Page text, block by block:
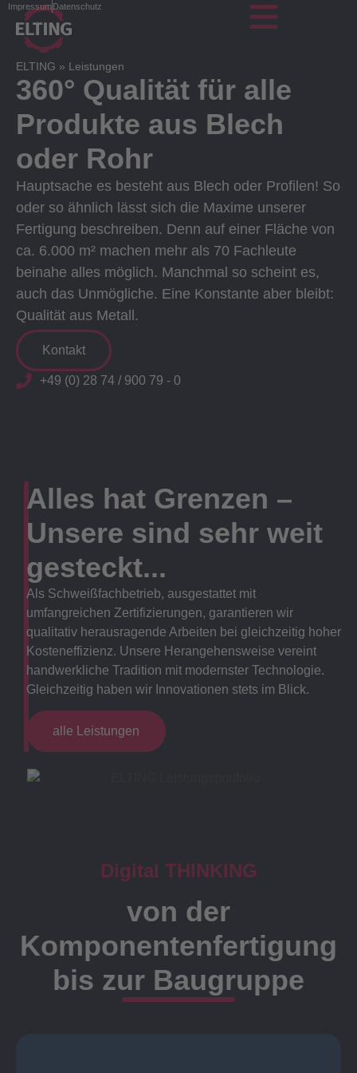
ImpressumDatenschutz
ELTING » Leistungen
360° Qualität für alle
Produkte aus Blech
oder Rohr
Hauptsache es besteht aus Blech oder Profilen! So
oder so ähnlich lässt sich die Maxime unserer
Fertigung beschreiben. Denn auf einer Fläche von
ca. 6.000 m² machen mehr als 70 Fachleute
beinahe alles möglich. Manchmal so scheint es,
auch das Unmögliche. Eine Konstante aber bleibt:
Qualität aus Metall.
Kontakt
+49 (0) 28 74 / 900 79 - 0
Alles hat Grenzen –
Unsere sind sehr weit
gesteckt...
Als Schweißfachbetrieb, ausgestattet mit
umfangreichen Zertifizierungen, garantieren wir
qualitativ herausragende Arbeiten bei gleichzeitig hoher
Kosteneffizienz. Unsere Herangehensweise vereint
handwerkliche Tradition mit modernster Technologie.
Gleichzeitig haben wir Innovationen stets im Blick.
alle Leistungen
Digital THINKING
von der
Komponentenfertigung
bis zur Baugruppe